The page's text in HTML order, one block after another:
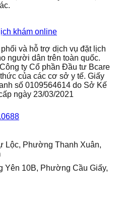
khám online
và hỗ trợ dịch vụ đặt lịch
người dân trên toàn quốc.
ty Cổ phần Đầu tư Bcare
của các cơ sở y tế. Giấy
số 0109564614 do Sở Kế
ngày 23/03/2021
Lộc, Phường Thanh Xuân,
Yên 10B, Phường Cầu Giấy,